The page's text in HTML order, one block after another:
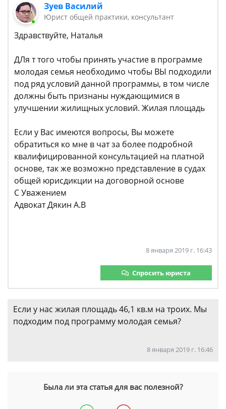
Зуев Василий
Юрист общей практики, консультант
Здравствуйте, Наталья
ДЛя т того чтобы принять участие в программе
молодая семья необходимо чтобы ВЫ подходили
под ряд условий данной программы, в том числе
должны быть признаны нуждающимися в
улучшении жилищных условий. Жилая площадь
Если у Вас имеются вопросы, Вы можете
обратиться ко мне в чат за более подробной
квалифицированной консультацией на платной
основе, так же возможно представление в судах
общей юрисдикции на договорной основе
С Уважением
Адвокат Дякин А.В
8 января 2019 г. 16:43
Спросить юриста
Если у нас жилая площадь 46,1 кв.м на троих. Мы
подходим под программу молодая семья?
8 января 2019 г. 16:46
Была ли эта статья для вас полезной?